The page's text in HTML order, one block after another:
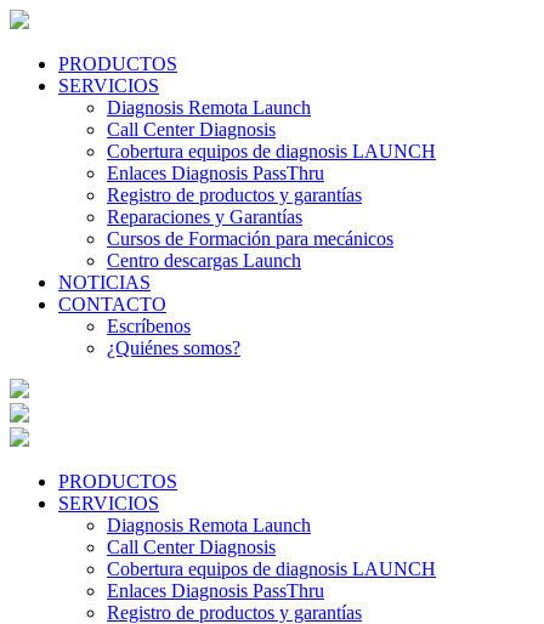
PRODUCTOS
SERVICIOS
Diagnosis Remota Launch
Call Center Diagnosis
Cobertura equipos de diagnosis LAUNCH
Enlaces Diagnosis PassThru
Registro de productos y garantías
Reparaciones y Garantías
Cursos de Formación para mecánicos
Centro descargas Launch
NOTICIAS
CONTACTO
Escríbenos
¿Quiénes somos?
PRODUCTOS
SERVICIOS
Diagnosis Remota Launch
Call Center Diagnosis
Cobertura equipos de diagnosis LAUNCH
Enlaces Diagnosis PassThru
Registro de productos y garantías